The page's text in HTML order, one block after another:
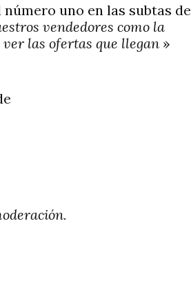
uno en las subtas de
vendedores como la
las ofertas que llegan »